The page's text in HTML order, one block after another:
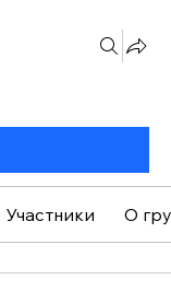
Участники О